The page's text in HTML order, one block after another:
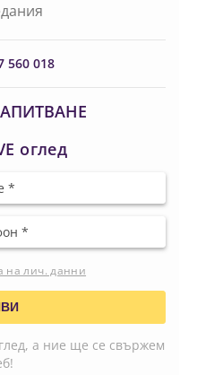
560 018
оглед
на лич. данни
а ние ще се свържем